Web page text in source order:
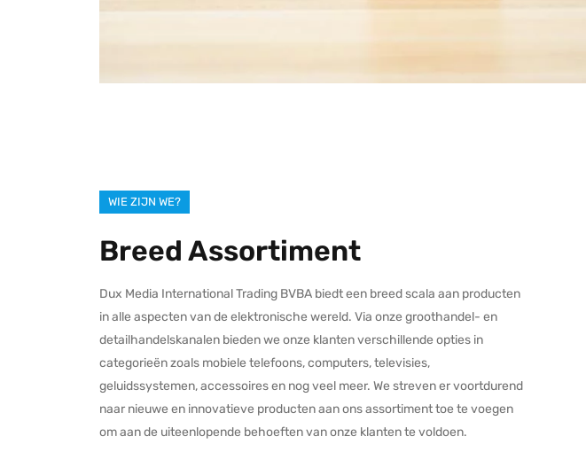
WIE ZIJN WE?
Breed Assortiment
Dux Media International Trading BVBA biedt een breed scala aan producten
in alle aspecten van de elektronische wereld. Via onze groothandel- en
detailhandelskanalen bieden we onze klanten verschillende opties in
categorieën zoals mobiele telefoons, computers, televisies,
geluidssystemen, accessoires en nog veel meer. We streven er voortdurend
naar nieuwe en innovatieve producten aan ons assortiment toe te voegen
om aan de uiteenlopende behoeften van onze klanten te voldoen.